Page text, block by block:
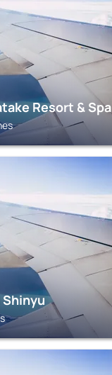
Resort & Spa
Shinyu